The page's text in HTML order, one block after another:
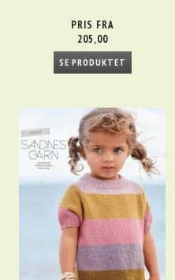
PRIS FRA
205,00
SE PRODUKTET